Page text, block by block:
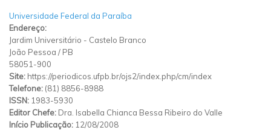
Universidade Federal da Paraíba
Endereço:
Jardim Universitário - Castelo Branco
João Pessoa / PB
58051-900
Site: https://periodicos.ufpb.br/ojs2/index.php/cm/index
Telefone: (81) 8856-8988
ISSN: 1983-5930
Editor Chefe: Dra. Isabella Chianca Bessa Ribeiro do Valle
Início Publicação: 12/08/2008